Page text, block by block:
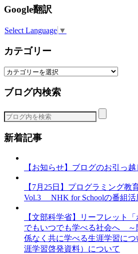
Google翻訳
Select Language ▼
カテゴリー
カ
ゴ
ー
ブログ内検索
新着記事
【お知らせ】ブログのお引っ越
【7月25日】プログラミング教
Vol.3 NHK for Schoolの番組活
【文部科学省】リーフレット
でもいつでも学べる社会へ ～
係なく共に学べる生涯学習に
涯学習啓発資料）について